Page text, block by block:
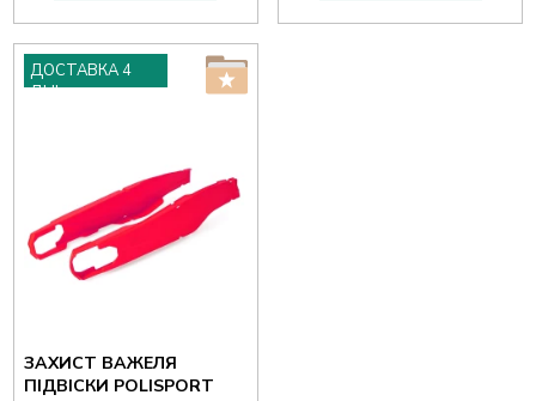
ДОСТАВКА 4
ДНІ
ЗАХИСТ ВАЖЕЛЯ
ПІДВІСКИ POLISPORT